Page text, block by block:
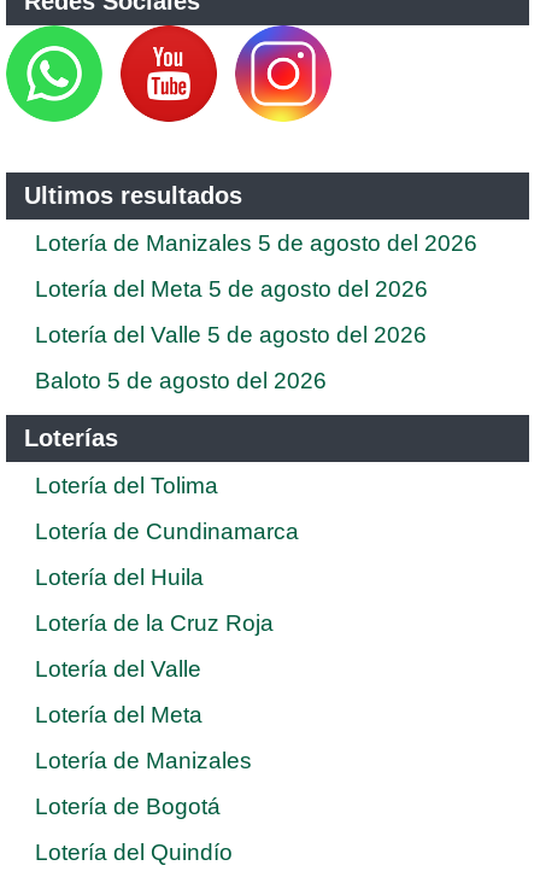
Ultimos resultados
Lotería de Manizales 5 de agosto del 2026
Lotería del Meta 5 de agosto del 2026
Lotería del Valle 5 de agosto del 2026
Baloto 5 de agosto del 2026
Loterías
Lotería del Tolima
Lotería de Cundinamarca
Lotería del Huila
Lotería de la Cruz Roja
Lotería del Valle
Lotería del Meta
Lotería de Manizales
Lotería de Bogotá
Lotería del Quindío